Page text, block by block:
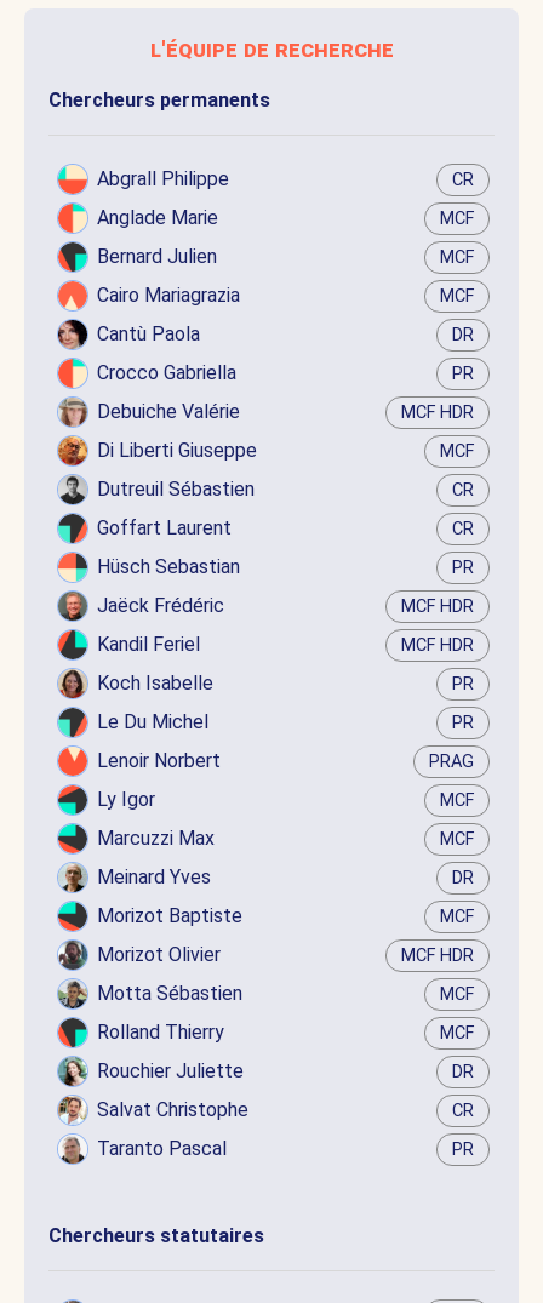
l'équipe de recherche
Chercheurs permanents
Abgrall Philippe CR
Anglade Marie MCF
Bernard Julien MCF
Cairo Mariagrazia MCF
Cantù Paola DR
Crocco Gabriella PR
Debuiche Valérie MCF HDR
Di Liberti Giuseppe MCF
Dutreuil Sébastien CR
Goffart Laurent CR
Hüsch Sebastian PR
Jaëck Frédéric MCF HDR
Kandil Feriel MCF HDR
Koch Isabelle PR
Le Du Michel PR
Lenoir Norbert PRAG
Ly Igor MCF
Marcuzzi Max MCF
Meinard Yves DR
Morizot Baptiste MCF
Morizot Olivier MCF HDR
Motta Sébastien MCF
Rolland Thierry MCF
Rouchier Juliette DR
Salvat Christophe CR
Taranto Pascal PR
Chercheurs statutaires